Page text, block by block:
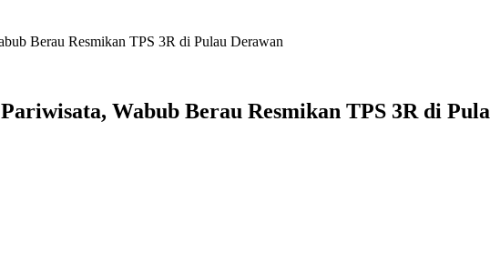
Berau Resmikan TPS 3R di Pulau Derawan
Wabub Berau Resmikan TPS 3R di